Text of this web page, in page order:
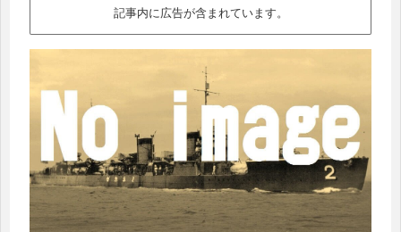
記事内に広告が含まれています。